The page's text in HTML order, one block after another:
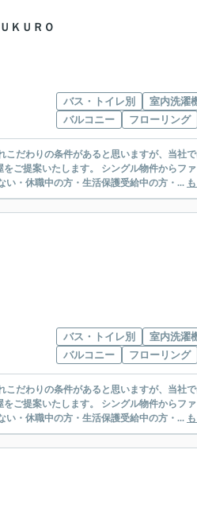
ＫＵＲＯ
バス・トイレ別 室内洗濯
バルコニー
フローリング
らファミリー物件まで、他には
ない・緊急連絡先がいない・休職中の方・生活保護受給中の方・...
バス・トイレ別 室内洗濯
バルコニー
フローリング
らファミリー物件まで、他には
ない・緊急連絡先がいない・休職中の方・生活保護受給中の方・...